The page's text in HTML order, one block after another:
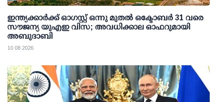
ഇന്ത്യക്കാര്‍ക്ക് ഓഗസ്റ്റ് ഒന്നു മുതല്‍ ഒക്ടോബര്‍ 31 വരെ
സൗജന്യ യുഎഇ വിസ; അവധിക്കാല ഓഫറുമായി
അബുദാബി
10 08 2026